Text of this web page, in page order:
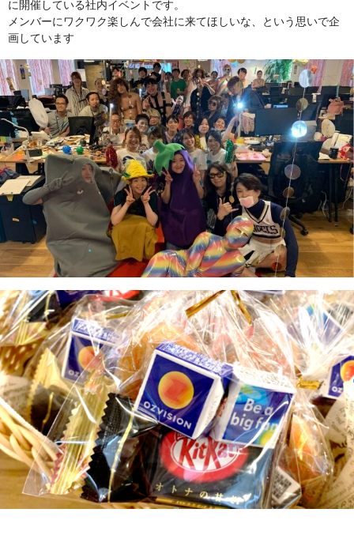
に開催している社内イベントです。
メンバーにワクワク楽しんで会社に来てほしいな、という思いで企
画しています